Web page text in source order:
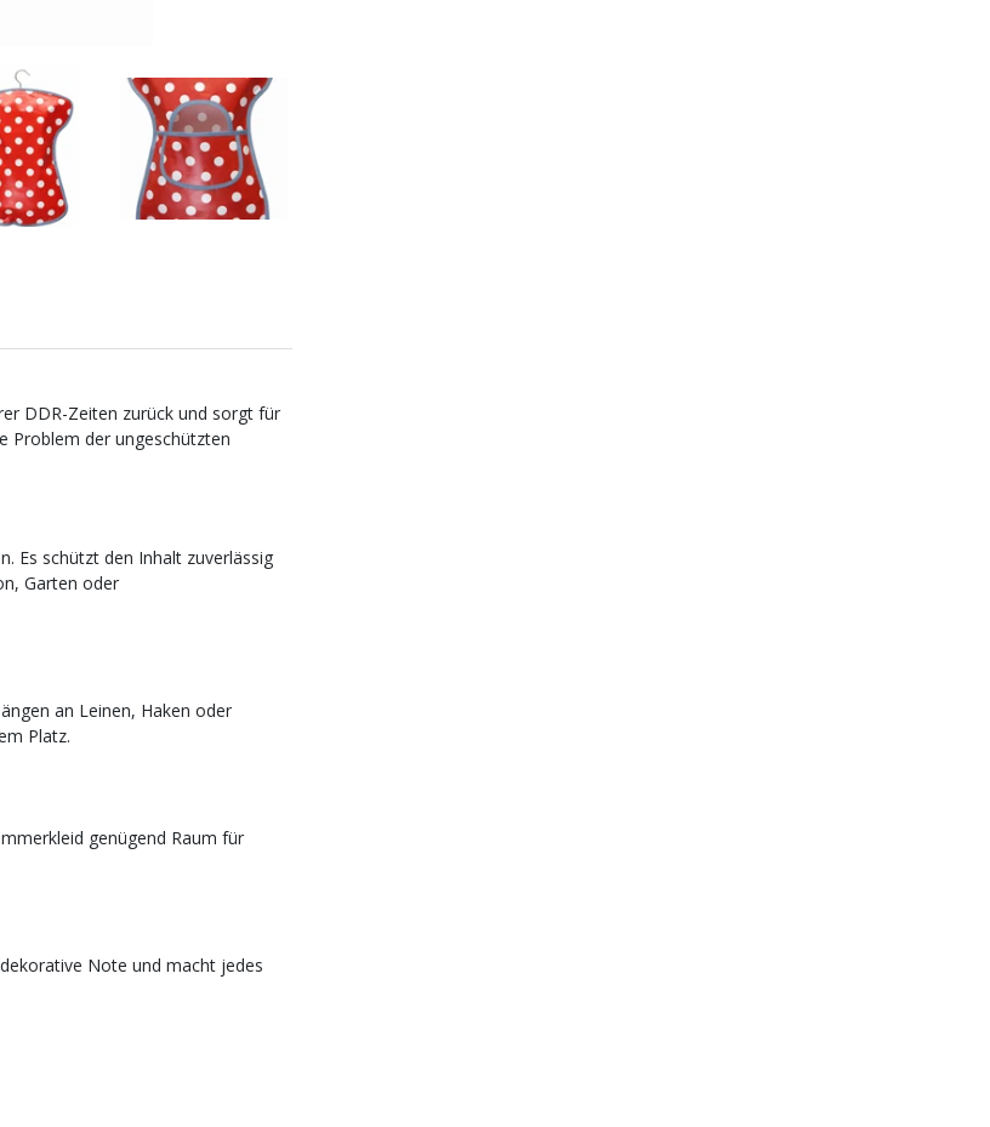
DDR-Zeiten zurück und sorgt für
Problem der ungeschützten
Es schützt den Inhalt zuverlässig
Garten oder
an Leinen, Haken oder
Platz.
genügend Raum für
Note und macht jedes